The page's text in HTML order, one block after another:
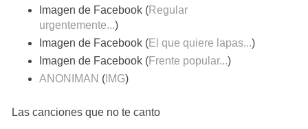
Imagen de Facebook (Regular
urgentemente...)
Imagen de Facebook (El que quiere lapas...)
Imagen de Facebook (Frente popular...)
ANONIMAN (IMG)
Las canciones que no te canto